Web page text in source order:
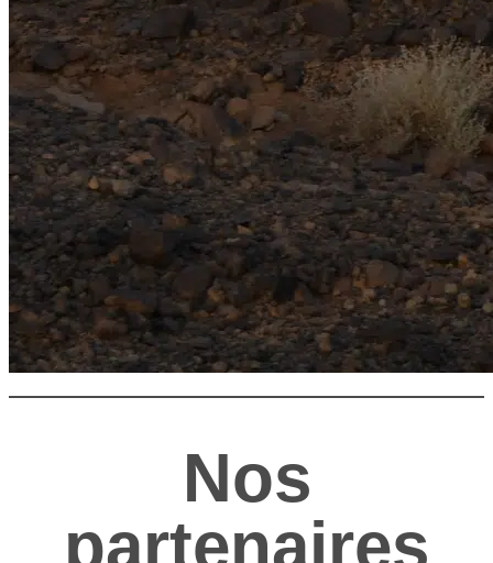
Nos
partenaires